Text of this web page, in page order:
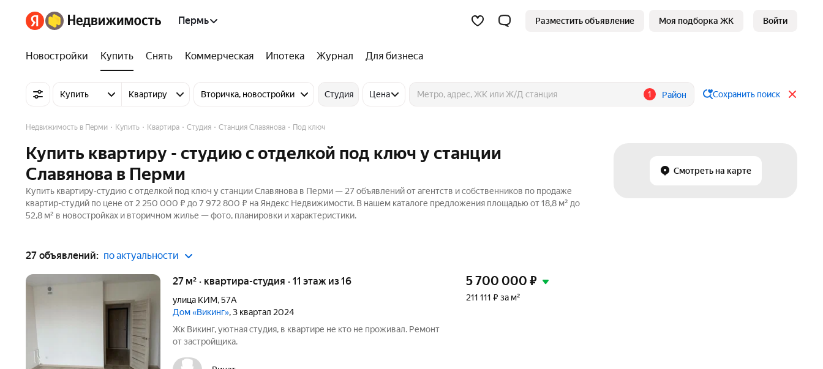
Пермь Разместить объявление Моя подборка ЖК Войти
Новостройки Купить Снять Коммерческая Ипотека Журнал Для бизнеса
Купить Квартиру Вторичка, новостройки Студия Цена 1 Район Сохранить поиск
Смотреть на карте
Недвижимость в Перми Купить Квартира Студия Станция Славянова Под ключ
Купить квартиру - студию с отделкой под ключ у станции
Славянова в Перми
Купить квартиру-студию с отделкой под ключ у станции Славянова в Перми — 27 объявлений от агентств и собственников по продаже
квартир-студий по цене от 2 250 000 ₽ до 7 972 800 ₽ на Яндекс Недвижимости. В нашем каталоге предложения площадью от 18,8 м² до
52,8 м² в новостройках и вторичном жилье — фото, планировки и характеристики.
27 объявлений: по актуальности
27 м² · квартира-студия · 11 этаж из 16
улица КИМ,57А
Дом «Викинг», 3 квартал 2024
Жк Викинг, уютная студия, в квартире не кто не проживал. Ремонт
от застройщика.
5 700 000 ₽
211 111 ₽ за м²